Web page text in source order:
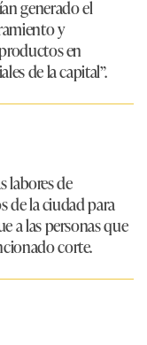
generado el
y
en
de la capital”.
labores de
de la ciudad para
a las personas que
corte.